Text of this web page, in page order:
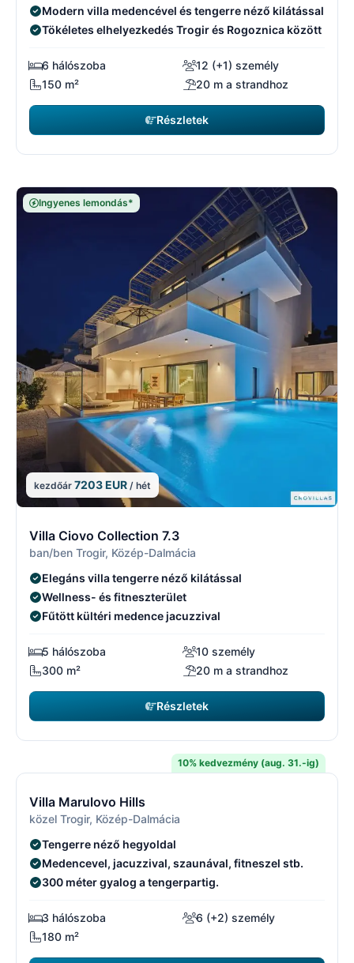
hozzáféréssel
Modern villa medencével és tengerre néző kilátással
Tökéletes elhelyezkedés Trogir és Rogoznica között
6 hálószoba
12 (+1) személy
150 m²
20 m a strandhoz
Részletek
Ingyenes lemondás*
kezdőár 7203 EUR / hét
Villa Ciovo Collection 7.3
ban/ben Trogir, Közép-Dalmácia
Elegáns villa tengerre néző kilátással
Wellness- és fitneszterület
Fűtött kültéri medence jacuzzival
5 hálószoba
10 személy
300 m²
20 m a strandhoz
Részletek
10% kedvezmény (aug. 31.-ig)
Villa Marulovo Hills
közel Trogir, Közép-Dalmácia
Tengerre néző hegyoldal
Medencevel, jacuzzival, szaunával, fitneszel stb.
300 méter gyalog a tengerpartig.
3 hálószoba
6 (+2) személy
180 m²